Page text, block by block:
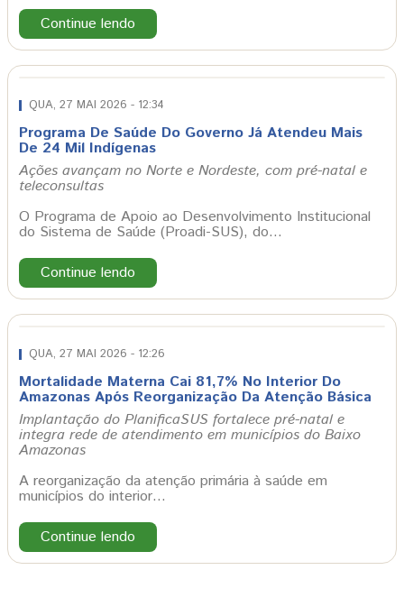
Continue lendo
QUA, 27 MAI 2026 - 12:34
Programa De Saúde Do Governo Já Atendeu Mais
De 24 Mil Indígenas
Ações avançam no Norte e Nordeste, com pré-natal e
teleconsultas
O Programa de Apoio ao Desenvolvimento Institucional
do Sistema de Saúde (Proadi-SUS), do…
Continue lendo
QUA, 27 MAI 2026 - 12:26
Mortalidade Materna Cai 81,7% No Interior Do
Amazonas Após Reorganização Da Atenção Básica
Implantação do PlanificaSUS fortalece pré-natal e
integra rede de atendimento em municípios do Baixo
Amazonas
A reorganização da atenção primária à saúde em
municípios do interior…
Continue lendo